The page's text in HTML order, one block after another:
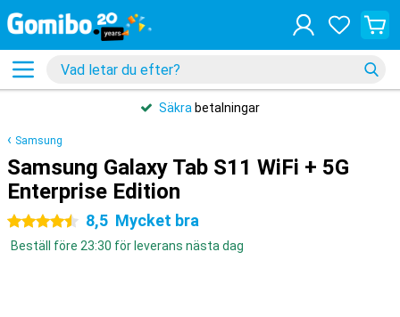
Säkra betalningar
Samsung
Samsung Galaxy Tab S11 WiFi + 5G
Enterprise Edition
4.5 stjärnor 8,5 Mycket bra
Beställ före 23:30 för leverans nästa dag